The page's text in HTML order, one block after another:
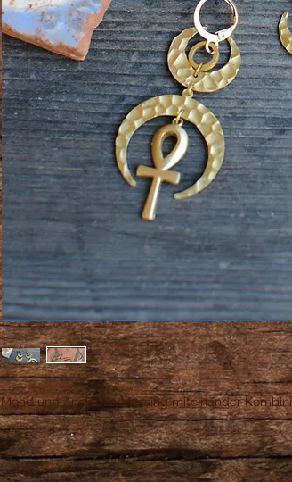
Mond und Anch aus Messing miteinander